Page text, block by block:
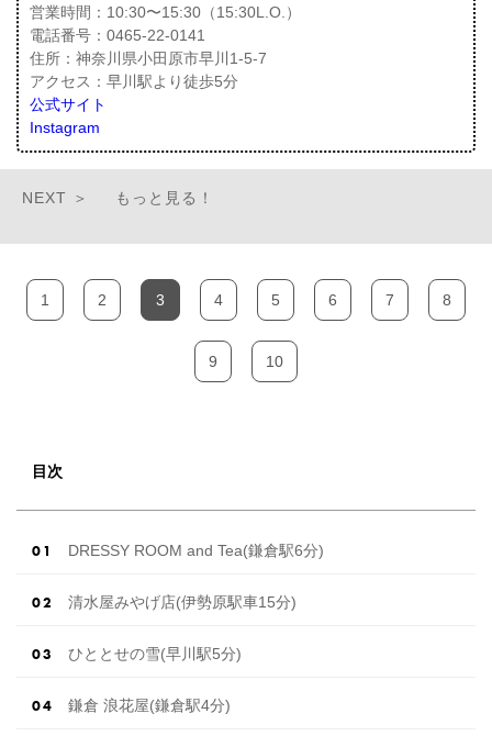
営業時間：10:30〜15:30（15:30L.O.）
電話番号：0465-22-0141
住所：神奈川県小田原市早川1-5-7
アクセス：早川駅より徒歩5分
公式サイト
Instagram
もっと見る！
1 2 3 4 5 6 7 8
9 10
目次
DRESSY ROOM and Tea(鎌倉駅6分)
清水屋みやげ店(伊勢原駅車15分)
ひととせの雪(早川駅5分)
鎌倉 浪花屋(鎌倉駅4分)